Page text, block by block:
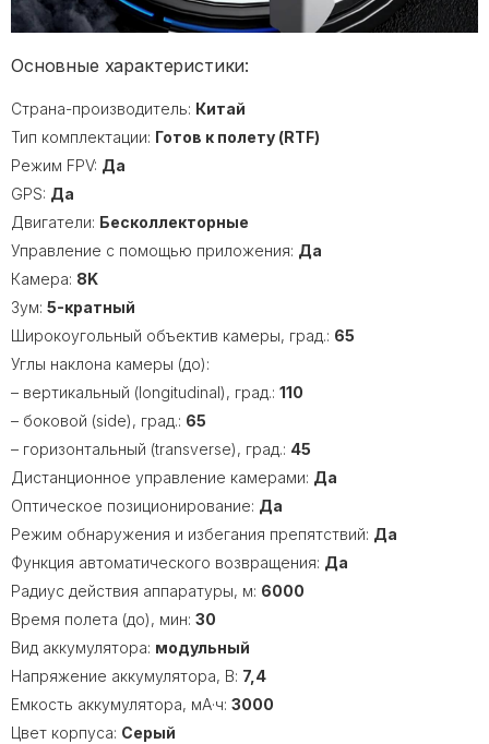
Основные характеристики:
Страна-производитель: Китай
Тип комплектации: Готов к полету (RTF)
Режим FPV: Да
GPS: Да
Двигатели: Бесколлекторные
Управление с помощью приложения: Да
Камера: 8K
Зум: 5-кратный
Широкоугольный объектив камеры, град.: 65
Углы наклона камеры (до):
– вертикальный (longitudinal), град.: 110
– боковой (side), град.: 65
– горизонтальный (transverse), град.: 45
Дистанционное управление камерами: Да
Оптическое позиционирование: Да
Режим обнаружения и избегания препятствий: Да
Функция автоматического возвращения: Да
Радиус действия аппаратуры, м: 6000
Время полета (до), мин: 30
Вид аккумулятора: модульный
Напряжение аккумулятора, В: 7,4
Емкость аккумулятора, мA·ч: 3000
Цвет корпуса: Серый